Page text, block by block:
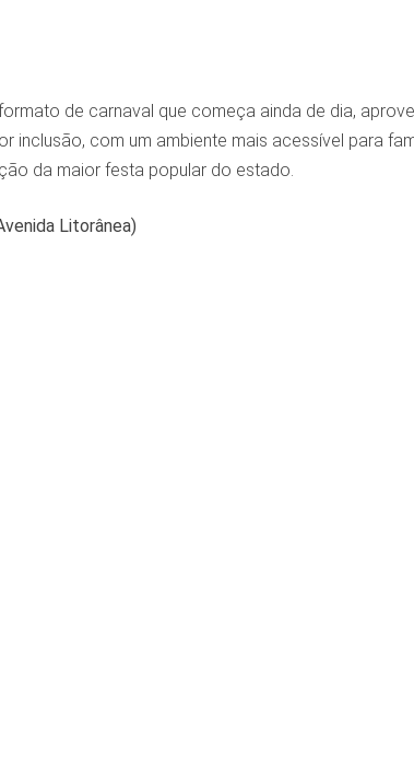
de carnaval que começa ainda de dia,
inclusão, com um ambiente mais acessível para
da maior festa popular do estado.
Litorânea)